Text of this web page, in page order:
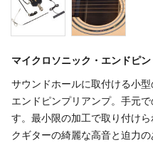
マイクロソニック・エンドピ
サウンドホールに取付ける小
エンドピンプリアンプ。手元
す。最小限の加工で取り付け
クギターの綺麗な高音と迫力の